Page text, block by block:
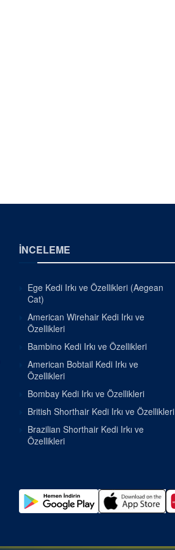
İNCELEME
Ege Kedi Irkı ve Özellikleri (Aegean
Cat)
American Wirehair Kedi Irkı ve
Özellikleri
Bambino Kedi Irkı ve Özellikleri
American Bobtail Kedi Irkı ve
Özellikleri
Bombay Kedi Irkı ve Özellikleri
British Shorthair Kedi Irkı ve Özellikleri
Brazilian Shorthair Kedi Irkı ve
Özellikleri